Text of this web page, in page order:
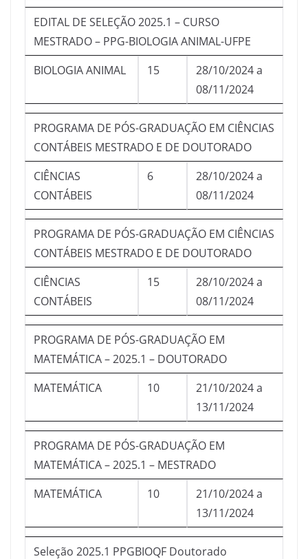
EDITAL DE SELEÇÃO 2025.1 – CURSO
MESTRADO – PPG-BIOLOGIA ANIMAL-UFPE
BIOLOGIA ANIMAL
15
28/10/2024 a
08/11/2024
PROGRAMA DE PÓS-GRADUAÇÃO EM CIÊNCIAS
CONTÁBEIS MESTRADO E DE DOUTORADO
CIÊNCIAS
CONTÁBEIS
6
28/10/2024 a
08/11/2024
PROGRAMA DE PÓS-GRADUAÇÃO EM CIÊNCIAS
CONTÁBEIS MESTRADO E DE DOUTORADO
CIÊNCIAS
CONTÁBEIS
15
28/10/2024 a
08/11/2024
PROGRAMA DE PÓS-GRADUAÇÃO EM
MATEMÁTICA – 2025.1 – DOUTORADO
MATEMÁTICA
10
21/10/2024 a
13/11/2024
PROGRAMA DE PÓS-GRADUAÇÃO EM
MATEMÁTICA – 2025.1 – MESTRADO
MATEMÁTICA
10
21/10/2024 a
13/11/2024
Seleção 2025.1 PPGBIOQF Doutorado